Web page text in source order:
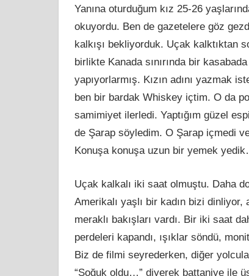
Yanına oturduğum kız 25-26
okuyordu. Ben de gazetelere göz
kalkışı bekliyorduk. Uçak kalktıktan
birlikte Kanada sınırında bir
yapıyorlarmış. Kızın adını yazmak
ben bir bardak Whiskey içtim. O da
samimiyet ilerledi. Yaptığım güzel
de Şarap söyledim. O Şarap içmedi
Konuşa konuşa uzun bir yemek
Uçak kalkalı iki saat olmuştu. Daha
Amerikalı yaşlı bir kadın bizi
meraklı bakışları vardı. Bir iki saat
perdeleri kapandı, ışıklar söndü,
Biz de filmi seyrederken, diğer
“Soğuk oldu…” diyerek battaniye ile